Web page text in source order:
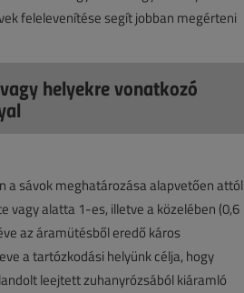
felelevenítése segít jobban megérteni
helyekre vonatkozó
a sávok meghatározása alapvetően attól
vagy alatta 1-es, illetve a közelében (0,6
az áramütésből eredő káros
a tartózkodási helyünk célja, hogy
leejtett zuhanyrózsából kiáramló